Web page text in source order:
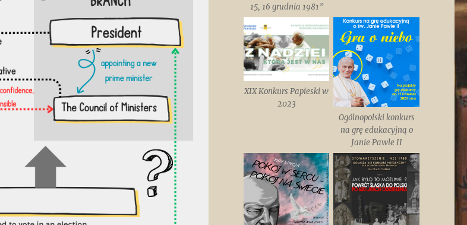
15, 16 grudnia 1981”
XIX Konkurs Papieski w
2023
Ogólnopolski konkurs
na grę edukacyjną o
Janie Pawle II